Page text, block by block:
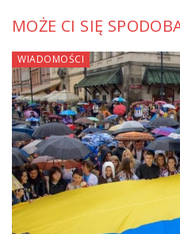
MOŻE CI SIĘ
WIADOMOŚCI